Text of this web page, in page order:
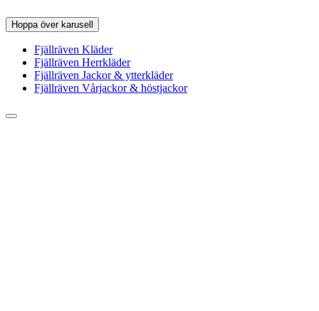
Hoppa över karusell
Fjällräven Kläder
Fjällräven Herrkläder
Fjällräven Jackor & ytterkläder
Fjällräven Vårjackor & höstjackor